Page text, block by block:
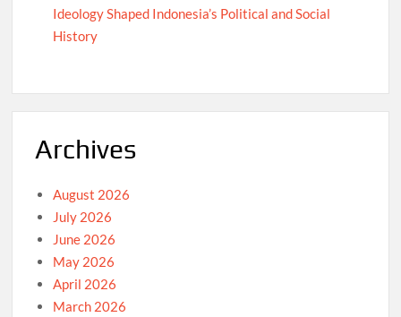
Ideology Shaped Indonesia’s Political and Social
History
Archives
August 2026
July 2026
June 2026
May 2026
April 2026
March 2026